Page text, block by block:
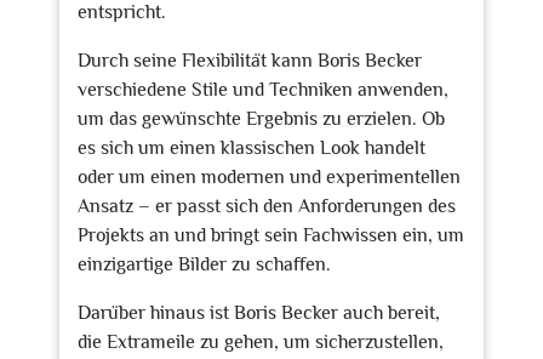
entspricht.
Durch seine Flexibilität kann Boris Becker
verschiedene Stile und Techniken anwenden,
um das gewünschte Ergebnis zu erzielen. Ob
es sich um einen klassischen Look handelt
oder um einen modernen und experimentellen
Ansatz – er passt sich den Anforderungen des
Projekts an und bringt sein Fachwissen ein, um
einzigartige Bilder zu schaffen.
Darüber hinaus ist Boris Becker auch bereit,
die Extrameile zu gehen, um sicherzustellen,